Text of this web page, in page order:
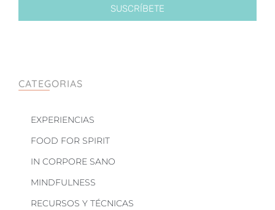
SUSCRÍBETE
CATEGORIAS
EXPERIENCIAS
FOOD FOR SPIRIT
IN CORPORE SANO
MINDFULNESS
RECURSOS Y TÉCNICAS